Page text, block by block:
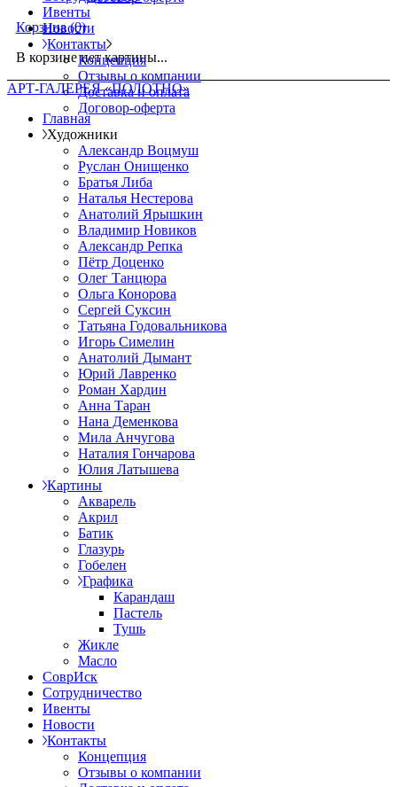
Корзина (0)
В корзине нет картины...
АРТ-ГАЛЕРЕЯ «ПОЛОТНО»
Главная
Художники
Александр Воцмуш
Руслан Онищенко
Братья Либа
Наталья Нестерова
Анатолий Ярышкин
Владимир Новиков
Александр Репка
Пётр Доценко
Олег Танцюра
Ольга Конорова
Сергей Суксин
Татьяна Годовальникова
Игорь Симелин
Анатолий Дымант
Юрий Лавренко
Роман Хардин
Анна Таран
Нана Деменкова
Мила Анчугова
Наталия Гончарова
Юлия Латышева
Картины
Акварель
Акрил
Батик
Глазурь
Гобелен
Графика
Карандаш
Пастель
Тушь
Жикле
Масло
СоврИск
Сотрудничество
Ивенты
Новости
Контакты
Концепция
Отзывы о компании
Ивенты
Новости
Контакты
Концепция
Отзывы о компании
Доставка и оплата
Договор-оферта